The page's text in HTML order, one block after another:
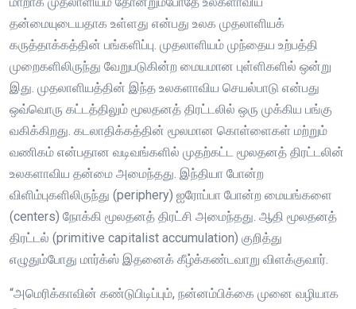
தன்மையுடையதாக உள்ளது என்பது உலக முதலாளியக்
கருத்தாக்கத்தின் பங்களிப்பு. முதலாளியம் முந்தைய உற்பத்தி
முறைகளிலிருந்து வேறுபடுகின்ற மையமான புள்ளிகளில் ஒன்று
இது. முதலாளியத்தின் இந்த உலகளாவிய செயல்பாடு என்பது
ஒவ்வொரு கட்டத்திலும் மூலதனத் திரட்டலில் ஒரு முக்கிய பங்கு
வகிக்கிறது. கடலாதிக்கத்தின் மூலமான கொள்ளைகள் மற்றும்
வணிகம் என்பதான வடிவங்களில் முதற்கட்ட மூலதனத் திரட்டலின்
உலகளாவிய தன்மை அமைந்தது. இந்தியா போன்ற
விளிம்புகளிலிருந்து (periphery) ஐரோப்பா போன்ற மையங்களை
(centers) நோக்கி மூலதனத் திரட்சி அமைந்தது. ஆதி மூலதனத்
திரட்டல் (primitive capitalist accumulation) குறித்து
எழுதும்போது மார்க்ஸ் இதனைக் கீழ்க்கண்டவாறு விளக்குவார்.
“அமெரிக்காவின் கண்டுபிடிப்பும், நன்னம்பிக்கை முனை வழியாக